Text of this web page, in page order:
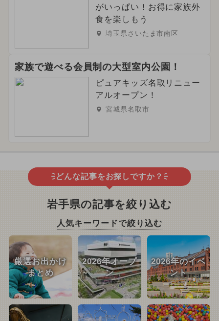
がいっぱい！お得に家族外
食を楽しもう
埼玉県さいたま市南区
家族で遊べる会員制の大型室内公園！
ピュアキッズ名取リニュー
アルオープン！
宮城県名取市
どんな記事をお探しですか？
岩手県の記事を絞り込む
人気キーワードで絞り込む
厳選お出かけ
まとめ
2026年オープ
ン
2026年のイベ
ント